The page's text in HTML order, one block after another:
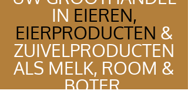
IN EIEREN,
EIERPRODUCTEN &
ZUIVELPRODUCTEN
ALS MELK, ROOM &
BOTER.